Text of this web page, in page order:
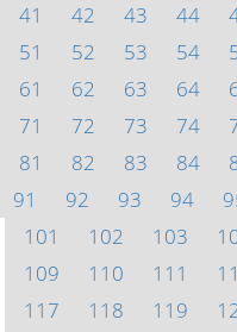
41
42 43 44
51
52 53 54
61
62 63 64
71
72 73 74
81
82 83 84
91
92 93 94
101
102 103
109
110 111
117
118 119